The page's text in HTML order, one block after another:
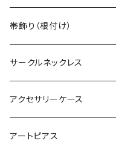
ヴィンテージイヤカフ
デカマルチョーカー
シルバーブレスレット
帯飾り（根付け）
サークルネックレス
アクセサリーケース
アートピアス